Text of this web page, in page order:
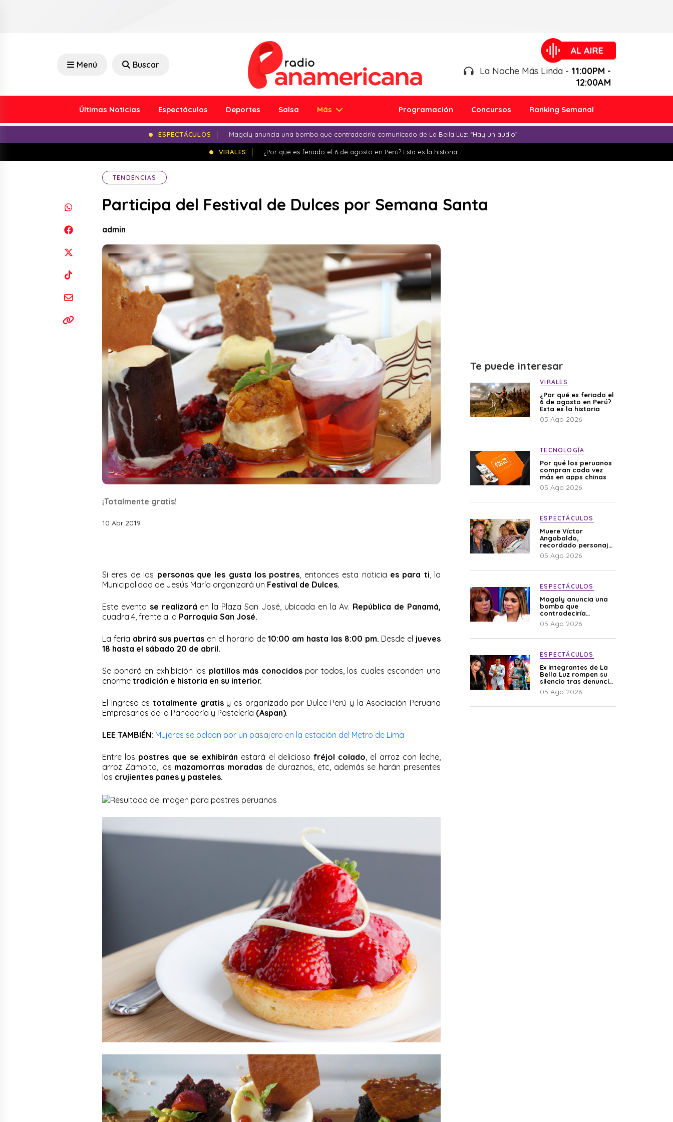
Menú Buscar
La Noche Más Linda - 11:00PM -
12:00AM
Últimas Noticias Espectáculos Deportes Salsa Más Programación Concursos Ranking Semanal
ESPECTÁCULOS Magaly anuncia una bomba que contradeciría comunicado de La Bella Luz: “Hay un audio”
VIRALES ¿Por qué es feriado el 6 de agosto en Perú? Esta es la historia
TENDENCIAS
Participa del Festival de Dulces por Semana Santa
admin
¡Totalmente gratis!
10 Abr 2019
Si eres de las personas que les gusta los postres , entonces esta noticia es para ti , la
Municipalidad de Jesús María organizará un Festival de Dulces.
Este evento se realizará en la Plaza San José, ubicada en la Av. República de Panamá,
cuadra 4, frente a la Parroquia San José.
La feria abrirá sus puertas en el horario de10:00 am hasta las 8:00 pm. Desde el jueves
18 hasta el sábado 20 de abril.
Se pondrá en exhibición los platillos más conocidospor todos, los cuales esconden una
enorme tradición e historia en su interior.
El ingreso es totalmente gratisy es organizado por Dulce Perú y la Asociación Peruana
Empresarios de la Panadería y Pastelería (Aspan).
LEE TAMBIÉN: Mujeres se pelean por un pasajero en la estación del Metro de Lima
Entre los postres que se exhibirán estará el delicioso fréjol colado , el arroz con leche,
arroz Zambito, las mazamorras moradas de duraznos, etc, además se harán presentes
los crujientes panes y pasteles.
Te puede interesar
VIRALES
¿Por qué es feriado el
6 de agosto en Perú?
Esta es la historia
05 Ago 2026
TECNOLOGÍA
Por qué los peruanos
compran cada vez
más en apps chinas
05 Ago 2026
ESPECTÁCULOS
Muere Víctor
Angobaldo,
recordado personaje
de la farándula y
expareja de Shirley
05 Ago 2026
ESPECTÁCULOS
Magaly anuncia una
bomba que
contradeciría
comunicado de La
Bella Luz: “Hay un
05 Ago 2026
ESPECTÁCULOS
Ex integrantes de La
Bella Luz rompen su
silencio tras denuncia
de Naldy: “Todo el
mundo lo sabía”
05 Ago 2026